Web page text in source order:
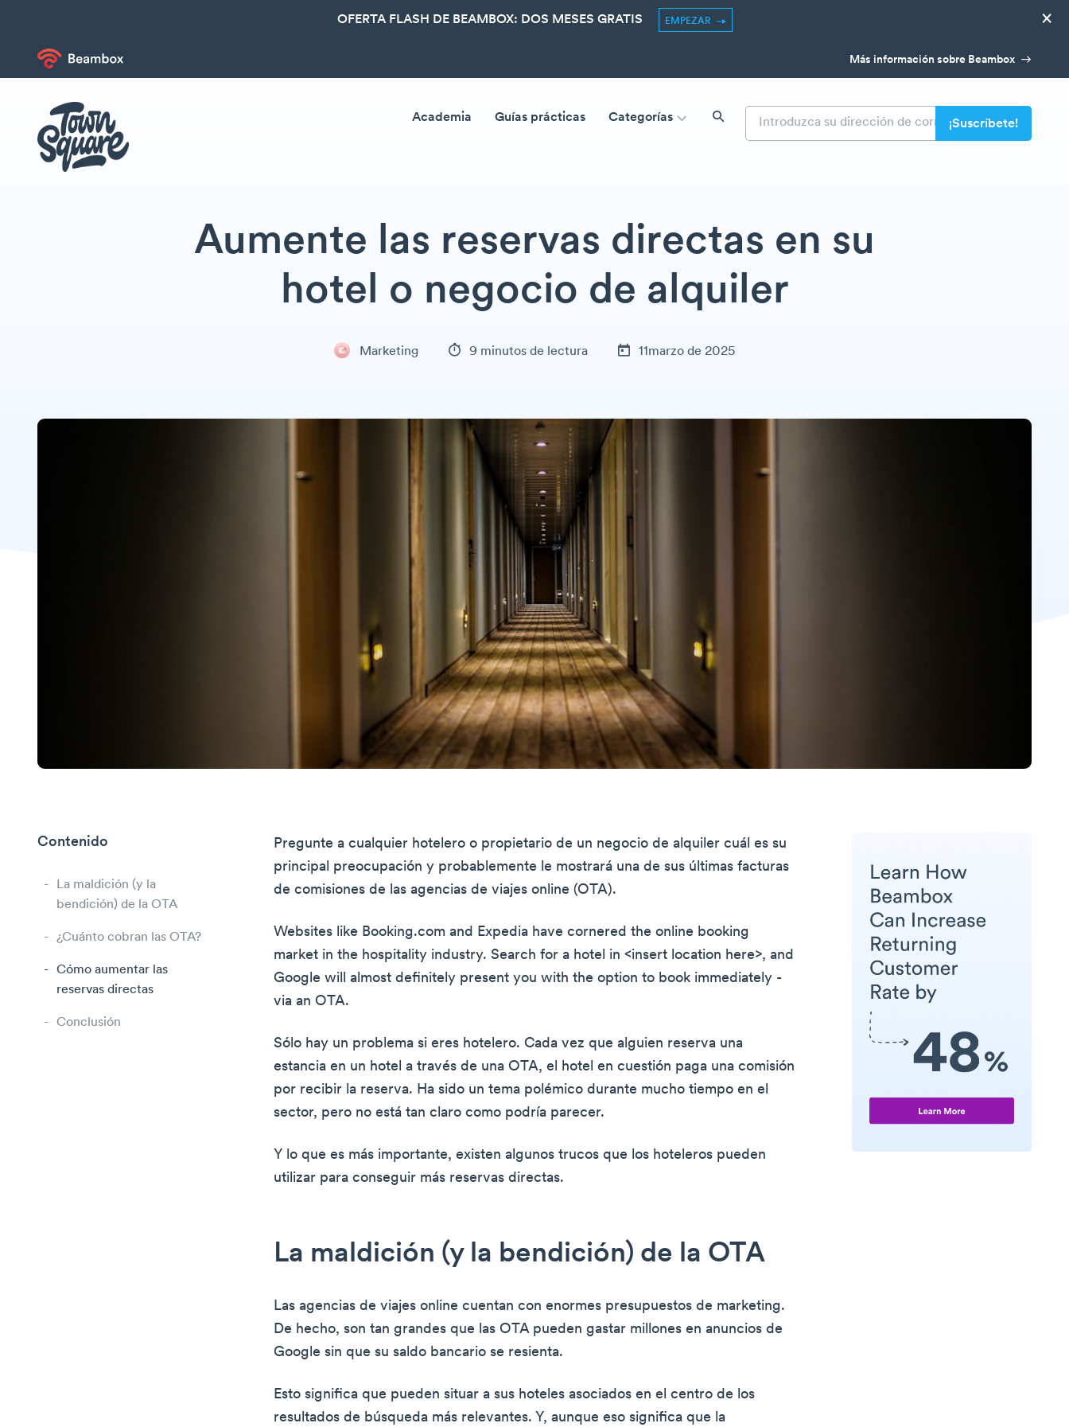
OFERTA FLASH DE BEAMBOX: DOS MESES GRATIS EMPEZAR ×
Más información sobre Beambox
Academia Guías prácticas Categorías
Aumente las reservas directas en su
hotel o negocio de alquiler
Marketing 9 minutos de lectura 11marzo de 2025
Contenido
La maldición (y la
bendición) de la OTA
¿Cuánto cobran las OTA?
Cómo aumentar las
reservas directas
Conclusión
Pregunte a cualquier hotelero o propietario de un negocio de alquiler cuál es su
principal preocupación y probablemente le mostrará una de sus últimas facturas
de comisiones de las agencias de viajes online (OTA).
Websites like Booking.com and Expedia have cornered the online booking
market in the hospitality industry. Search for a hotel in <insert location here>, and
Google will almost definitely present you with the option to book immediately -
via an OTA.
Sólo hay un problema si eres hotelero. Cada vez que alguien reserva una
estancia en un hotel a través de una OTA, el hotel en cuestión paga una comisión
por recibir la reserva. Ha sido un tema polémico durante mucho tiempo en el
sector, pero no está tan claro como podría parecer.
Y lo que es más importante, existen algunos trucos que los hoteleros pueden
utilizar para conseguir más reservas directas.
La maldición (y la bendición) de la OTA
Las agencias de viajes online cuentan con enormes presupuestos de marketing.
De hecho, son tan grandes que las OTA pueden gastar millones en anuncios de
Google sin que su saldo bancario se resienta.
Esto significa que pueden situar a sus hoteles asociados en el centro de los
resultados de búsqueda más relevantes. Y, aunque eso significa que la